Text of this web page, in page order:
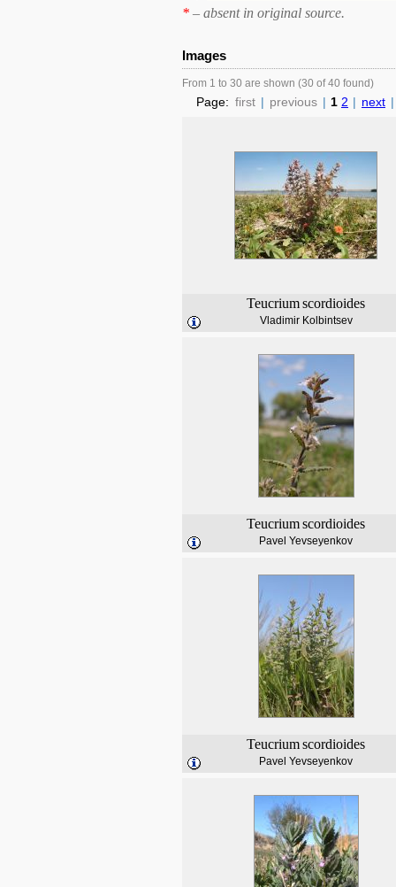
* – absent in original source.
Images
From 1 to 30 are shown (30 of 40 found)
Page: first | previous | 1 2 | next |
Teucriumscordioides
Vladimir Kolbintsev
Teucriumscordioides
Pavel Yevseyenkov
Teucriumscordioides
Pavel Yevseyenkov